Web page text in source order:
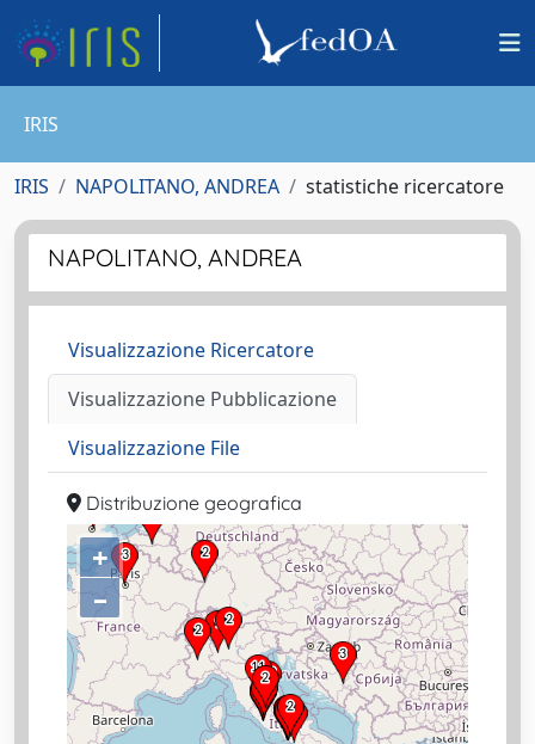
IRIS
IRIS NAPOLITANO, ANDREA statistiche ricercatore
NAPOLITANO, ANDREA
Visualizzazione Ricercatore
Visualizzazione Pubblicazione
Visualizzazione File
Distribuzione geografica
+
–